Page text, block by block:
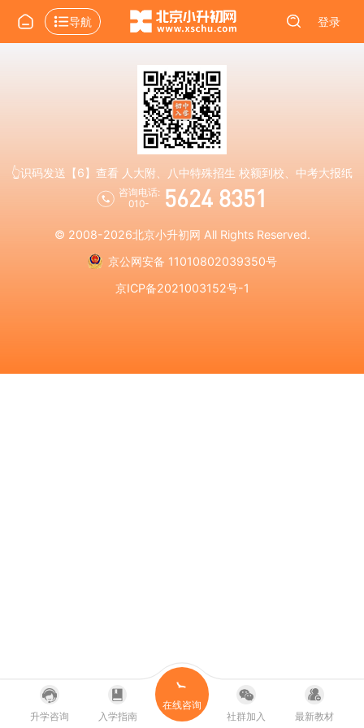
导航 登录
👆识码发送【6】查看 人大附、八中特殊招生 校额到校、中考大报纸
咨询电话:
010-
5624 8351
© 2008-2026北京小升初网 All Rights Reserved.
京公网安备 11010802039350号
京ICP备2021003152号-1
升学咨询 入学指南
在线咨询
社群加入
最新教材